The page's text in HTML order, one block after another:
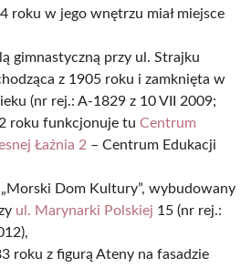
roku w jego wnętrzu miał miejsce
gimnastyczną przy ul. Strajku
z 1905 roku i zamknięta w
(nr rej.: A-1829 z 10 VII 2009;
roku funkcjonuje tu Centrum
Łaźnia 2 – Centrum Edukacji
Dom Kultury”, wybudowany
ul. Marynarki Polskiej 15 (nr rej.:
roku z figurą Ateny na fasadzie